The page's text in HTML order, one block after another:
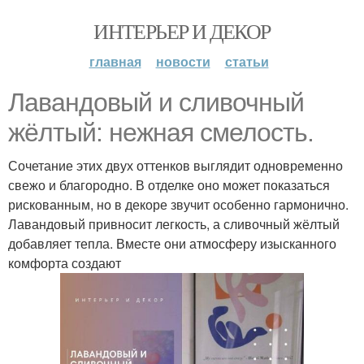
ИНТЕРЬЕР И ДЕКОР
главная новости статьи
Лавандовый и сливочный
жёлтый: нежная смелость.
Сочетание этих двух оттенков выглядит одновременно
свежо и благородно. В отделке оно может показаться
рискованным, но в декоре звучит особенно гармонично.
Лавандовый привносит легкость, а сливочный жёлтый
добавляет тепла. Вместе они атмосферу изысканного
комфорта создают